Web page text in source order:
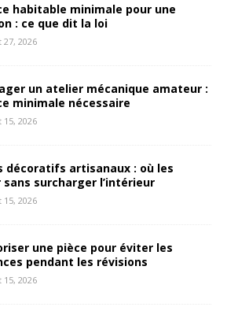
habitable minimale pour une
: ce que dit la loi
2026
un atelier mécanique amateur :
minimale nécessaire
2026
décoratifs artisanaux : où les
sans surcharger l’intérieur
2026
une pièce pour éviter les
pendant les révisions
2026